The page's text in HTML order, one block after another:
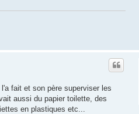
fait et son père superviser les
aussi du papier toilette, des
en plastiques etc...